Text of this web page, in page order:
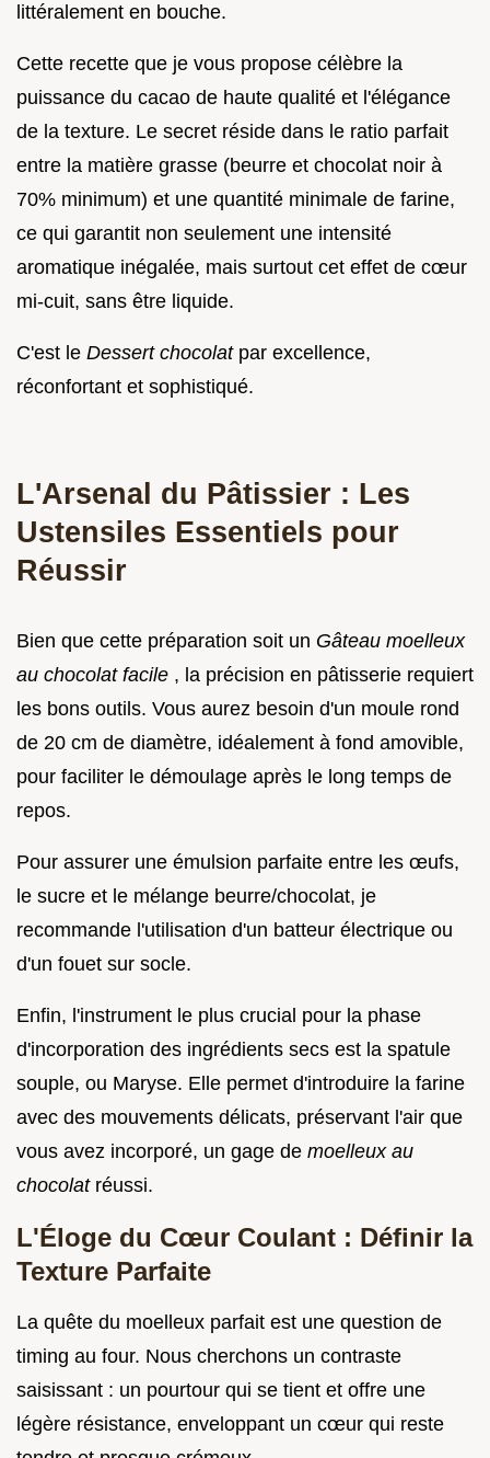
littéralement en bouche.
Cette recette que je vous propose célèbre la
puissance du cacao de haute qualité et l'élégance
de la texture. Le secret réside dans le ratio parfait
entre la matière grasse (beurre et chocolat noir à
70% minimum) et une quantité minimale de farine,
ce qui garantit non seulement une intensité
aromatique inégalée, mais surtout cet effet de cœur
mi-cuit, sans être liquide.
C'est le Dessert chocolat par excellence,
réconfortant et sophistiqué.
L'Arsenal du Pâtissier : Les
Ustensiles Essentiels pour
Réussir
Bien que cette préparation soit un Gâteau moelleux
au chocolat facile , la précision en pâtisserie requiert
les bons outils. Vous aurez besoin d'un moule rond
de 20 cm de diamètre, idéalement à fond amovible,
pour faciliter le démoulage après le long temps de
repos.
Pour assurer une émulsion parfaite entre les œufs,
le sucre et le mélange beurre/chocolat, je
recommande l'utilisation d'un batteur électrique ou
d'un fouet sur socle.
Enfin, l'instrument le plus crucial pour la phase
d'incorporation des ingrédients secs est la spatule
souple, ou Maryse. Elle permet d'introduire la farine
avec des mouvements délicats, préservant l'air que
vous avez incorporé, un gage de moelleux au
chocolat réussi.
L'Éloge du Cœur Coulant : Définir la
Texture Parfaite
La quête du moelleux parfait est une question de
timing au four. Nous cherchons un contraste
saisissant : un pourtour qui se tient et offre une
légère résistance, enveloppant un cœur qui reste